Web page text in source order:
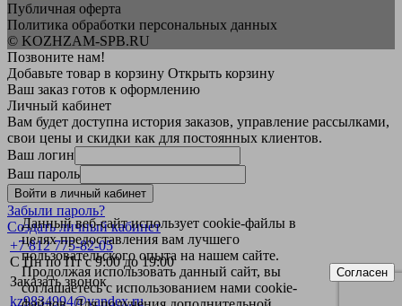
Публичная оферта
Политика обработки персональных данных
© KOZHZAM-SPB.RU
Позвоните нам!
Добавьте товар в корзину Открыть корзину
Ваш заказ готов к оформлению
Личный кабинет
Вам будет доступна история заказов, управление рассылками,
свои цены и скидки как для постоянных клиентов.
Ваш логин
Ваш пароль
Войти в личный кабинет
Забыли пароль?
Создать личный кабинет
+7 812 775-82-05
С Пн по Пт с 9:00 до 19:00
Заказать звонок
kz9834994@yandex.ru
Данный веб-сайт использует cookie-файлы в
целях предоставления вам лучшего
пользовательского опыта на нашем сайте.
Продолжая использовать данный сайт, вы
соглашаетесь с использованием нами cookie-
Согласен